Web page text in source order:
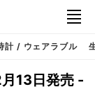
計 / ウェアラブル
13日発売 -